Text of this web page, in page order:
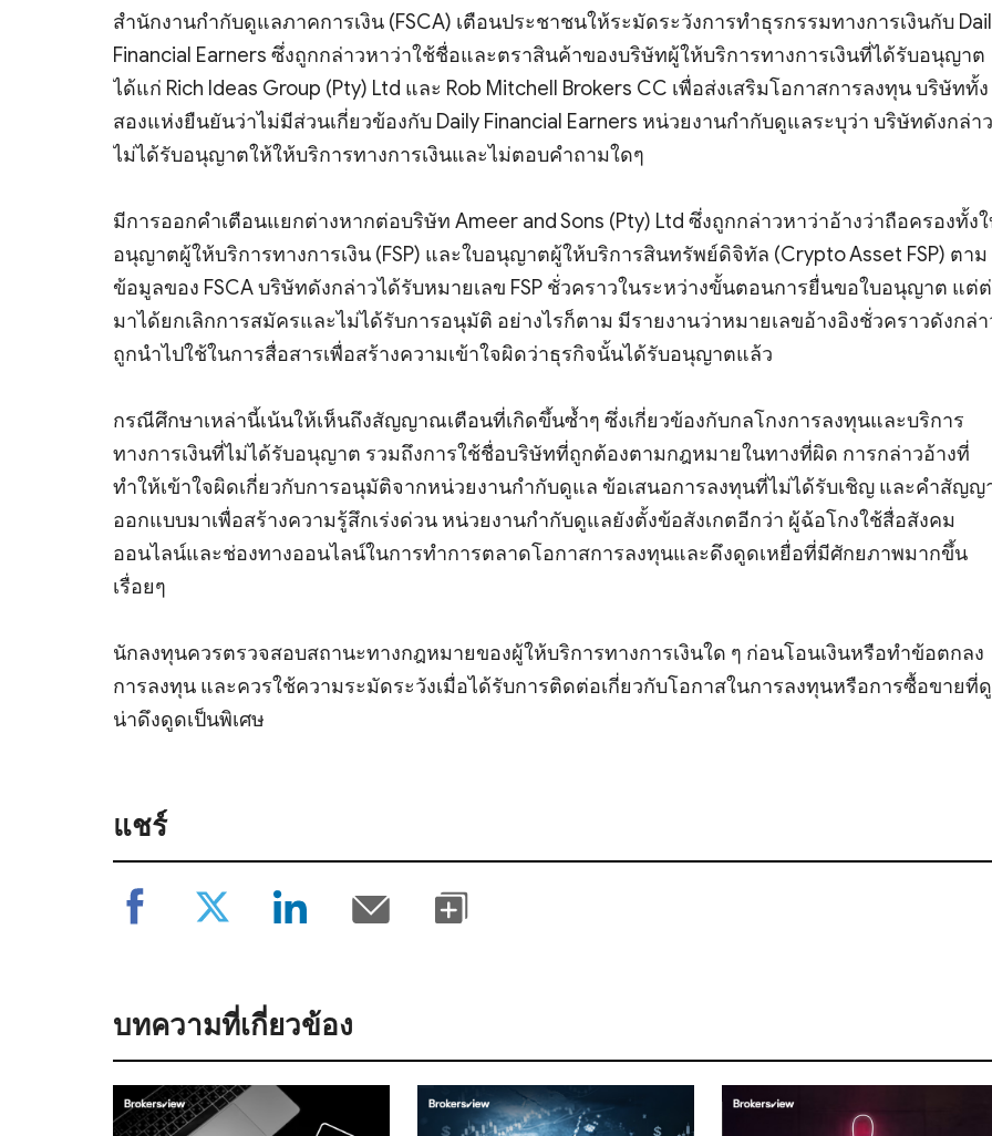
สำนักงานกำกับดูแลภาคการเงิน (FSCA) เตือนประชาชนให้ระมัดระวังการทำธุรกรรมทางการเงินกับ
Financial Earners ซึ่งถูกกล่าวหาว่าใช้ชื่อและตราสินค้าของบริษัทผู้ให้บริการทางการเงินที่ได้รับอนุญาต
ได้แก่ Rich Ideas Group (Pty) Ltd และ Rob Mitchell Brokers CC เพื่อส่งเสริมโอกาสการลงทุน บริษัททั้ง
สองแห่งยืนยันว่าไม่มีส่วนเกี่ยวข้องกับ Daily Financial Earners หน่วยงานกำกับดูแลระบุว่า บริษัทดังกล่าว
ไม่ได้รับอนุญาตให้ให้บริการทางการเงินและไม่ตอบคำถามใดๆ
มีการออกคำเตือนแยกต่างหากต่อบริษัท Ameer and Sons (Pty) Ltd ซึ่งถูกกล่าวหาว่าอ้างว่าถือครองทั้ง
อนุญาตผู้ให้บริการทางการเงิน (FSP) และใบอนุญาตผู้ให้บริการสินทรัพย์ดิจิทัล (Crypto Asset FSP) ตาม
ข้อมูลของ FSCA บริษัทดังกล่าวได้รับหมายเลข FSP ชั่วคราวในระหว่างขั้นตอนการยื่นขอใบอนุญาต แต่
มาได้ยกเลิกการสมัครและไม่ได้รับการอนุมัติ อย่างไรก็ตาม มีรายงานว่าหมายเลขอ้างอิงชั่วคราวดังกล่า
ถูกนำไปใช้ในการสื่อสารเพื่อสร้างความเข้าใจผิดว่าธุรกิจนั้นได้รับอนุญาตแล้ว
กรณีศึกษาเหล่านี้เน้นให้เห็นถึงสัญญาณเตือนที่เกิดขึ้นซ้ำๆ ซึ่งเกี่ยวข้องกับกลโกงการลงทุนและบริการ
ทางการเงินที่ไม่ได้รับอนุญาต รวมถึงการใช้ชื่อบริษัทที่ถูกต้องตามกฎหมายในทางที่ผิด การกล่าวอ้างที่
ทำให้เข้าใจผิดเกี่ยวกับการอนุมัติจากหน่วยงานกำกับดูแล ข้อเสนอการลงทุนที่ไม่ได้รับเชิญ และคำสัญญ
ออกแบบมาเพื่อสร้างความรู้สึกเร่งด่วน หน่วยงานกำกับดูแลยังตั้งข้อสังเกตอีกว่า ผู้ฉ้อโกงใช้สื่อสังคม
ออนไลน์และช่องทางออนไลน์ในการทำการตลาดโอกาสการลงทุนและดึงดูดเหยื่อที่มีศักยภาพมากขึ้น
เรื่อยๆ
นักลงทุนควรตรวจสอบสถานะทางกฎหมายของผู้ให้บริการทางการเงินใด ๆ ก่อนโอนเงินหรือทำข้อตกลง
การลงทุน และควรใช้ความระมัดระวังเมื่อได้รับการติดต่อเกี่ยวกับโอกาสในการลงทุนหรือการซื้อขายที่ดู
น่าดึงดูดเป็นพิเศษ
แชร์
บทความที่เกี่ยวข้อง